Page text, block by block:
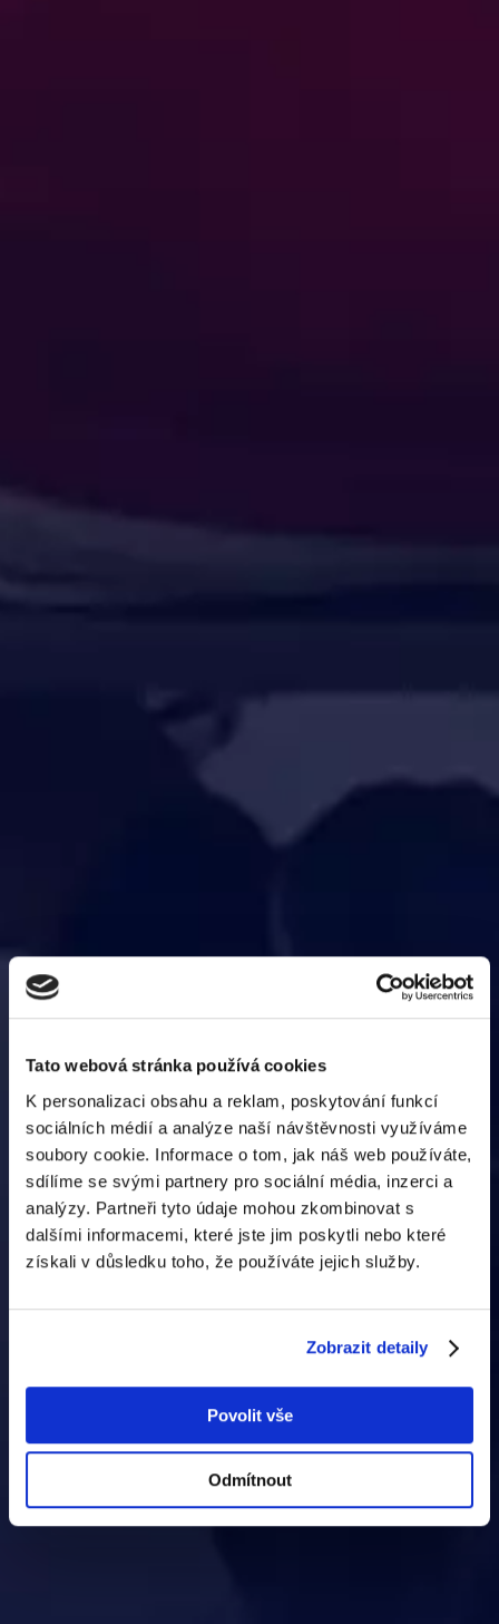
Tato webová stránka používá cookies
K personalizaci obsahu a reklam, poskytování funkcí
sociálních médií a analýze naší návštěvnosti využíváme
soubory cookie. Informace o tom, jak náš web používáte,
sdílíme se svými partnery pro sociální média, inzerci a
analýzy. Partneři tyto údaje mohou zkombinovat s
dalšími informacemi, které jste jim poskytli nebo které
získali v důsledku toho, že používáte jejich služby.
Zobrazit detaily
Povolit vše
Odmítnout